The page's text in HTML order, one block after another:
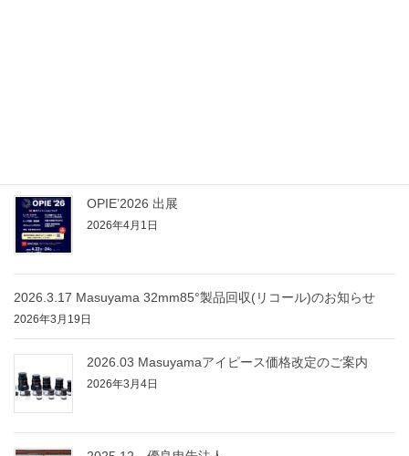
OPIE’2026 出展
2026年4月1日
2026.3.17 Masuyama 32mm85°製品回収(リコール)のお知らせ
2026年3月19日
2026.03 Masuyamaアイピース価格改定のご案内
2026年3月4日